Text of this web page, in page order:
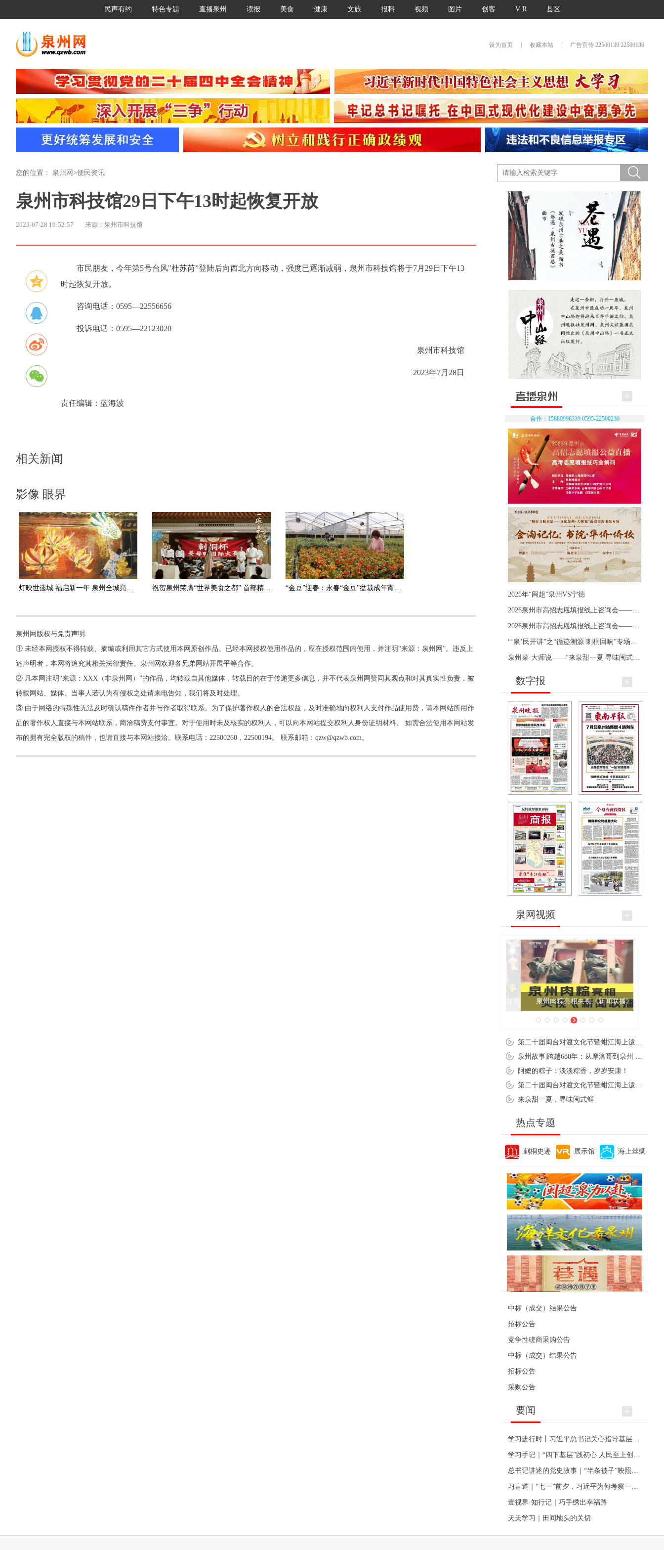
民声有约 特色专题 直播泉州 读报 美食 健康 文旅 报料 视频 图片 创客 V R 县区
设为首页 收藏本站 广告宣传 22500139 22500136
您的位置： 泉州网 >便民资讯
泉州市科技馆29日下午13时起恢复开放
2023-07-28 19:52:57 来源：泉州市科技馆
市民朋友，今年第5号台风"杜苏芮”登陆后向西北方向移动，强度已逐渐减弱，泉州市科技馆将于7月29日下午13
时起恢复开放。
咨询电话：0595—22556656
投诉电话：0595—22123020
泉州市科技馆
2023年7月28日
责任编辑： 蓝海波
相关新闻
影像 眼界
灯映世遗城 福启新一年 泉州全城亮灯纳福迎佳节 祝贺泉州荣膺“世界美食之都” 首部精品文旅美食短剧《一碗泉州之姜母鸭》6日上线 “金豆”迎春：永春“金豆”盆栽成年宵花市场的热销产品
泉州网版权与免责声明:
① 未经本网授权不得转载、摘编或利用其它方式使用本网原创作品。已经本网授权使用作品的，应在授权范围内使用，并注明“来源：泉州网”。违反上
述声明者，本网将追究其相关法律责任。泉州网欢迎各兄弟网站开展平等合作。
② 凡本网注明“来源：XXX（非泉州网）”的作品，均转载自其他媒体，转载目的在于传递更多信息，并不代表泉州网赞同其观点和对其真实性负责，被
转载网站、媒体、当事人若认为有侵权之处请来电告知，我们将及时处理。
③ 由于网络的特殊性无法及时确认稿件作者并与作者取得联系。为了保护著作权人的合法权益，及时准确地向权利人支付作品使用费，请本网站所用作
品的著作权人直接与本网站联系，商洽稿费支付事宜。对于使用时未及核实的权利人，可以向本网站提交权利人身份证明材料。 如需合法使用本网站发
布的拥有完全版权的稿件，也请直接与本网站接洽。联系电话：22500260，22500194。 联系邮箱：qzw@qzwb.com。
合作：15880996339 0595-22500230
2026年“闽超”泉州VS宁德
数字报
泉网视频
泉州肉粽亮相央视《新闻联播》
阿嬷的粽子：淡淡粽香，岁岁安康！
来泉甜一夏，寻味闽式鲜
热点专题
刺桐史迹 展示馆 海上丝绸
便民资讯
中标（成交）结果公告
招标公告
竞争性磋商采购公告
中标（成交）结果公告
招标公告
采购公告
要闻
壹视界·知行记｜巧手绣出幸福路
天天学习｜田间地头的关切